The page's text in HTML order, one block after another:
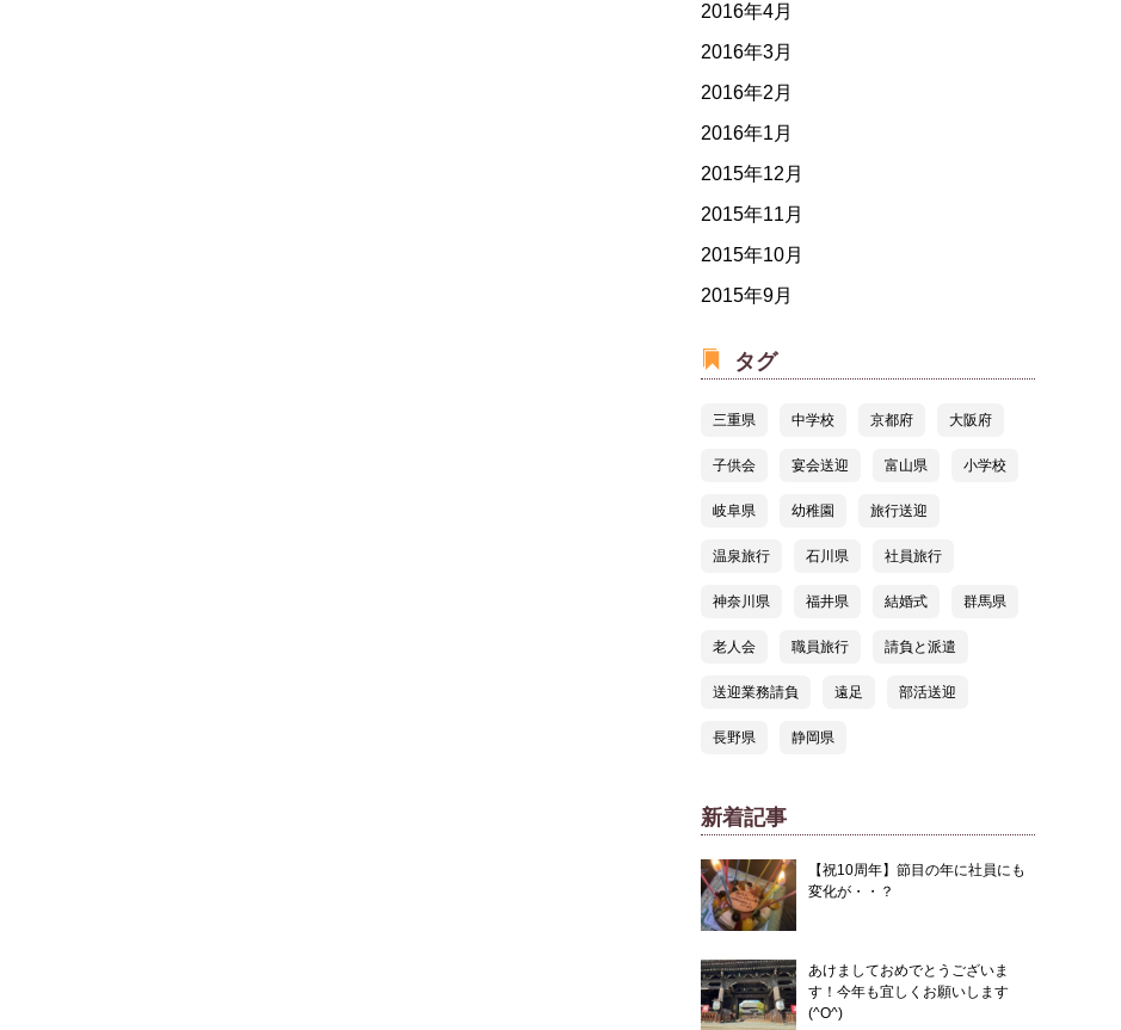
2016年4月
2016年3月
2016年2月
2016年1月
2015年12月
2015年11月
2015年10月
2015年9月
タグ
三重県 中学校 京都府 大阪府
子供会 宴会送迎 富山県 小学校
岐阜県 幼稚園 旅行送迎
温泉旅行 石川県 社員旅行
神奈川県 福井県 結婚式 群馬県
老人会 職員旅行 請負と派遣
送迎業務請負 遠足 部活送迎
長野県 静岡県
新着記事
【祝10周年】節目の年に社員にも
変化が・・？
あけましておめでとうございま
す！今年も宜しくお願いします
(^O^)